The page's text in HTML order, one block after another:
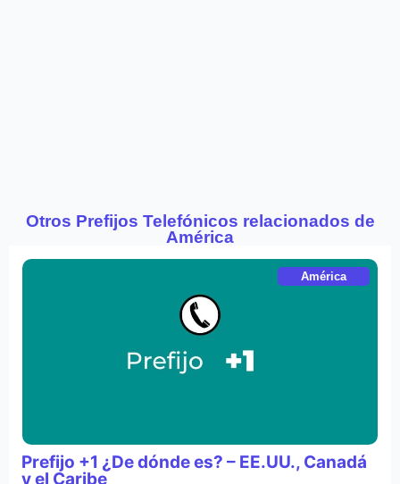
Otros Prefijos Telefónicos relacionados de
América
Prefijo +1 ¿De dónde es? – EE.UU., Canadá
y el Caribe
América